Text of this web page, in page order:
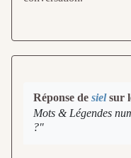
Réponse de sielsur
Mots & Légendes
?"